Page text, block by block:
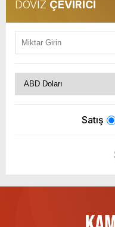
DÖVİZ ÇEVİRİCİ
Satış